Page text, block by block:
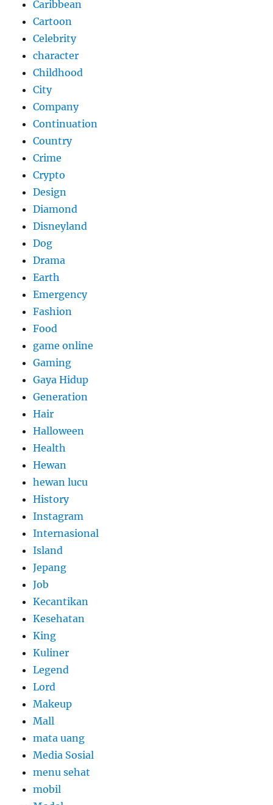
Caribbean
Cartoon
Celebrity
character
Childhood
City
Company
Continuation
Country
Crime
Crypto
Design
Diamond
Disneyland
Dog
Drama
Earth
Emergency
Fashion
Food
game online
Gaming
Gaya Hidup
Generation
Hair
Halloween
Health
Hewan
hewan lucu
History
Instagram
Internasional
Island
Jepang
Job
Kecantikan
Kesehatan
King
Kuliner
Legend
Lord
Makeup
Mall
mata uang
Media Sosial
menu sehat
mobil